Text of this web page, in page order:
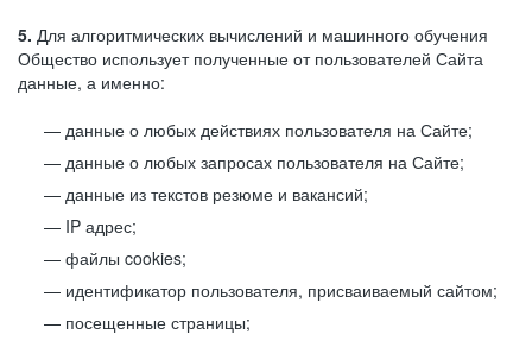
5. Для алгоритмических вычислений и машинного обучения
Общество использует полученные от пользователей Сайта
данные, а именно:
данные о любых действиях пользователя на Сайте;
данные о любых запросах пользователя на Сайте;
данные из текстов резюме и вакансий;
IP адрес;
файлы cookies;
идентификатор пользователя, присваиваемый сайтом;
посещенные страницы;